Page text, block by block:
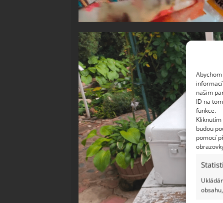
našim
ID na
funkce.
budou
pomocí